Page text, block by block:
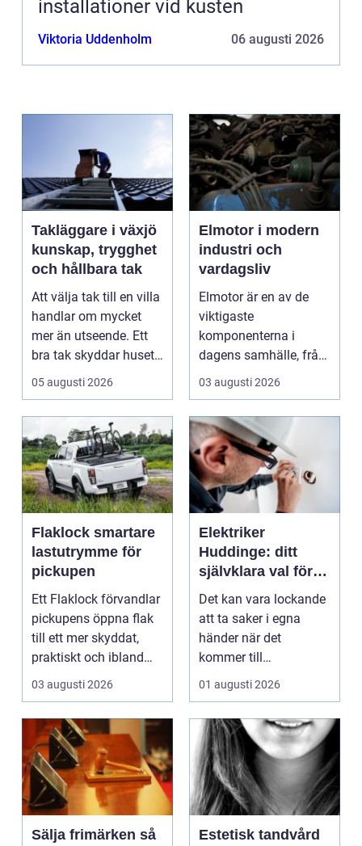
installationer vid kusten
Viktoria Uddenholm 06 augusti 2026
Takläggare i växjö
kunskap, trygghet
och hållbara tak
Att välja tak till en villa
handlar om mycket
mer än utseende. Ett
bra tak skyddar huset
mot regn, s...
05 augusti 2026
Elmotor i modern
industri och
vardagsliv
Elmotor är en av de
viktigaste
komponenterna i
dagens samhälle, från
små hushållsapparater
till stor...
03 augusti 2026
Flaklock smartare
lastutrymme för
pickupen
Ett Flaklock förvandlar
pickupens öppna flak
till ett mer skyddat,
praktiskt och ibland
också mer br...
03 augusti 2026
Elektriker
Huddinge: ditt
självklara val för
säker elinstallation
Det kan vara lockande
att ta saker i egna
händer när det
kommer till
hemförbättr...
01 augusti 2026
Sälja frimärken så
Estetisk tandvård